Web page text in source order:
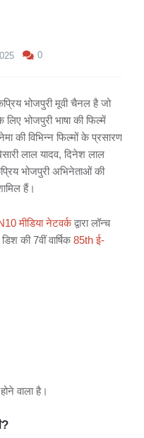
0
भोजपुरी मूवी चैनल है जो
लिए भोजपुरी भाषा की फिल्में
की विभिन्न फिल्मों के प्रसारण
लाल यादव, दिनेश लाल
भोजपुरी अभिनेताओं की
हैं।
मीडिया नेटवर्कद्वारा लॉन्च
की 7वीं वार्षिक85th ई-
वाला है।